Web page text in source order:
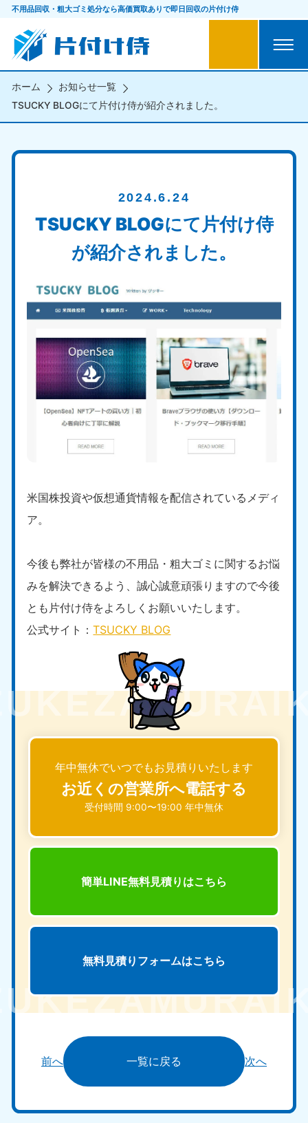
不用品回収・粗大ゴミ処分なら高価買取ありで即日回収の片付け侍
ホーム
お知らせ一覧
TSUCKY BLOGにて片付け侍が紹介されました。
2024.6.24
TSUCKY BLOGにて片付け侍
が紹介されました。
米国株投資や仮想通貨情報を配信されているメディ
ア。
今後も弊社が皆様の不用品・粗大ゴミに関するお悩
みを解決できるよう、誠心誠意頑張りますので今後
とも片付け侍をよろしくお願いいたします。
公式サイト：TSUCKY BLOG
年中無休でいつでもお見積りいたします
お近くの営業所へ電話する
受付時間 9:00〜19:00 年中無休
簡単LINE無料見積りはこちら
無料見積りフォームはこちら
前へ 一覧に戻る 次へ